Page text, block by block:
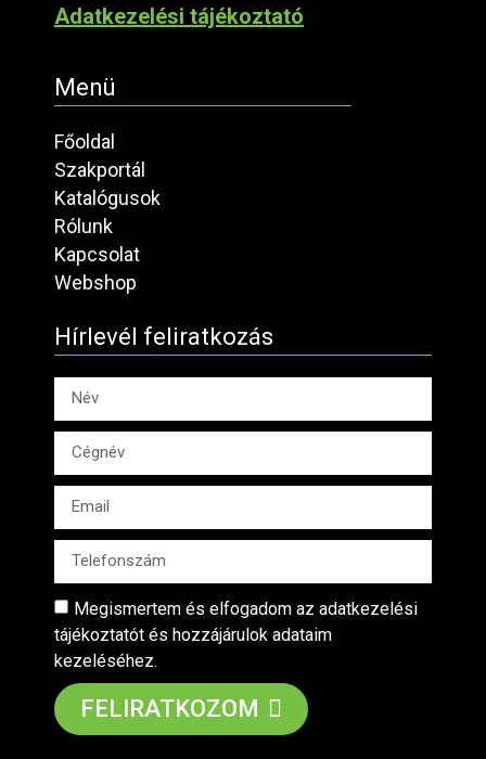
Adatkezelési tájékoztató
Menü
Főoldal
Szakportál
Katalógusok
Rólunk
Kapcsolat
Webshop
Hírlevél feliratkozás
Megismertem és elfogadom az adatkezelési
tájékoztatót és hozzájárulok adataim
kezeléséhez.
FELIRATKOZOM